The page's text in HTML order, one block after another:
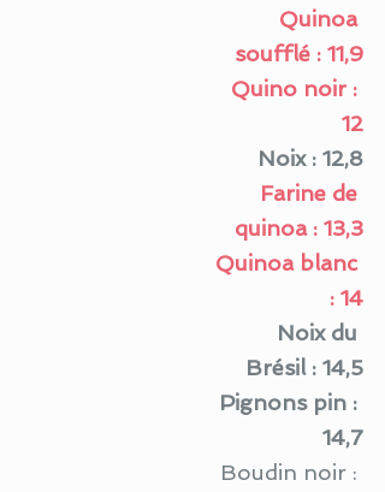
Quinoa
soufflé : 11,9
Quino noir :
12
Noix : 12,8
Farine de
quinoa : 13,3
Quinoa blanc
: 14
Noix du
Brésil : 14,5
Pignons pin :
14,7
Boudin noir :